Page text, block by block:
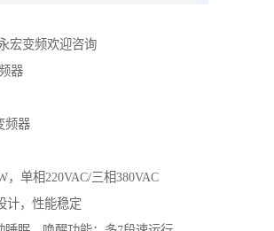
宏变频欢迎咨询
器
频器
，单相220VAC/三相380VAC
计，性能稳定